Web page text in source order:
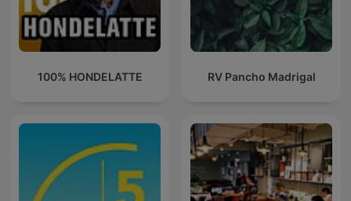
100% HONDELATTE RV Pancho Madrigal